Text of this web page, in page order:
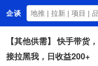
企谈
首页
商务资源
【其他供需】 快手带货
接拉黑我，日收益200+